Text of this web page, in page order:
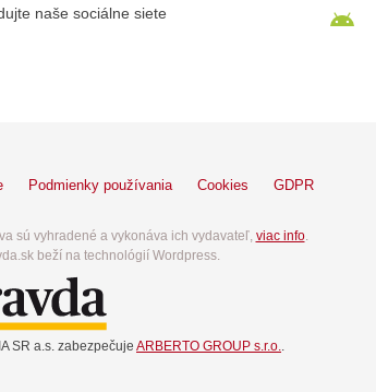
naše sociálne siete
Podmienky používania Cookies GDPR
sú vyhradené a vykonáva ich vydavateľ, viac info.
beží na technológií Wordpress.
SR a.s. zabezpečuje ARBERTO GROUP s.r.o..